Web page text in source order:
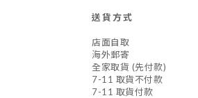
送貨方式
店面自取
海外郵寄
全家取貨 (先付款)
7-11 取貨不付款
7-11 取貨付款